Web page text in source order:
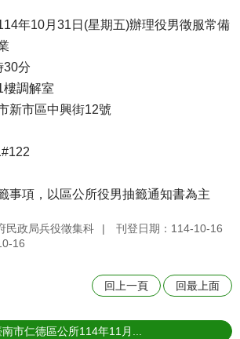
年10月31日(星期五)辦理役男徵服常備
30分
樓調解室
新市區中興街12號
事項，以區公所役男抽籤通知書為主
民政局兵役徵集科
刊登日期：114-10-16
16
回上一頁 回最上面
南市仁德區公所114年11月...